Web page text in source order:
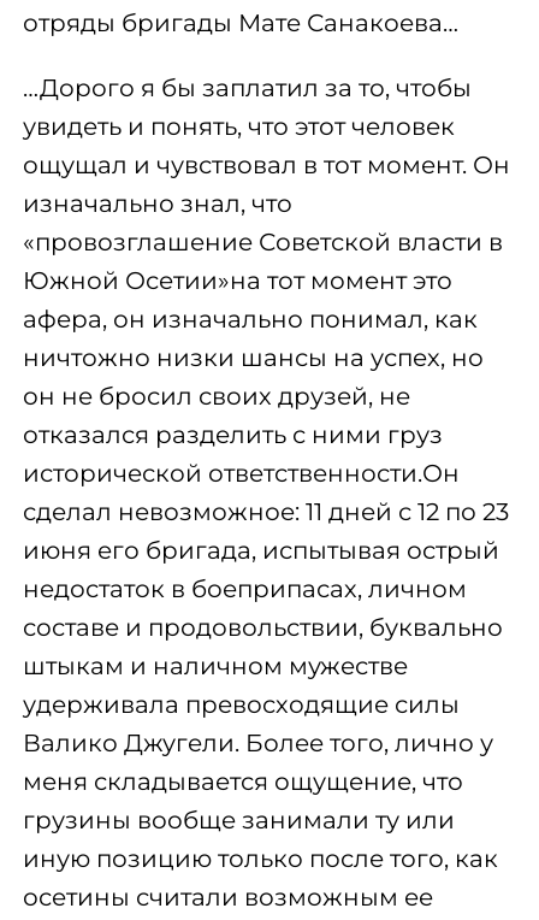
отряды бригады Мате Санакоева…
…Дорого я бы заплатил за то, чтобы
увидеть и понять, что этот человек
ощущал и чувствовал в тот момент. Он
изначально знал, что
«провозглашение Советской власти в
Южной Осетии»на тот момент это
афера, он изначально понимал, как
ничтожно низки шансы на успех, но
он не бросил своих друзей, не
отказался разделить с ними груз
исторической ответственности.Он
сделал невозможное: 11 дней с 12 по 23
июня его бригада, испытывая острый
недостаток в боеприпасах, личном
составе и продовольствии, буквально
штыкам и наличном мужестве
удерживала превосходящие силы
Валико Джугели. Более того, лично у
меня складывается ощущение, что
грузины вообще занимали ту или
иную позицию только после того, как
осетины считали возможным ее